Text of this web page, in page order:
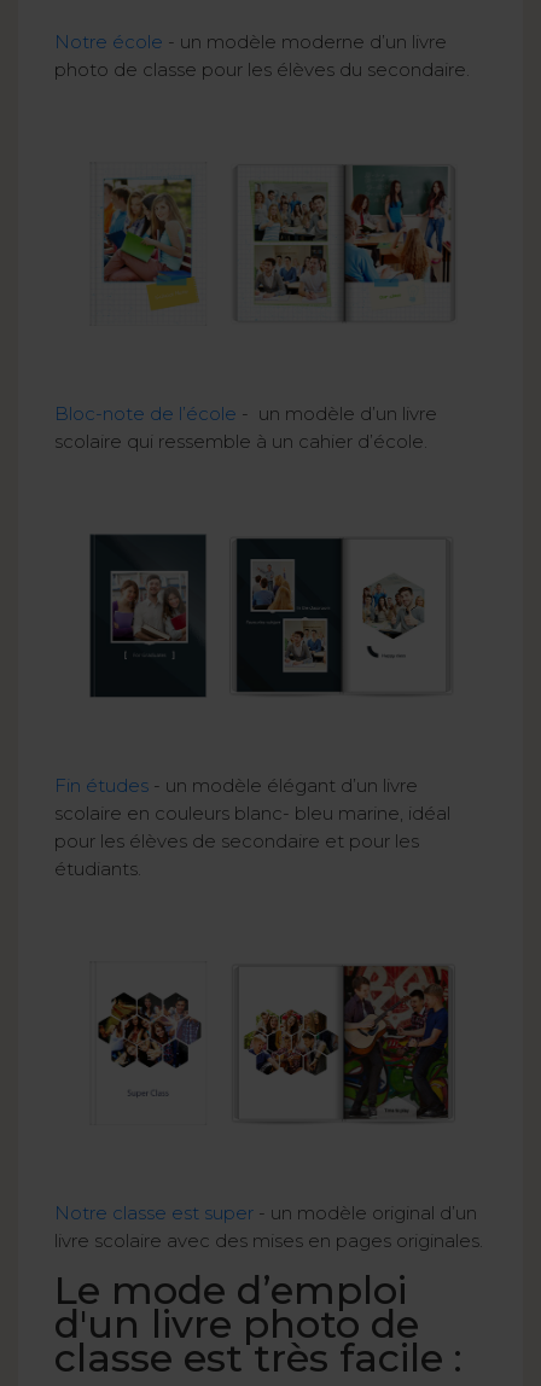
Notre école - un modèle moderne d’un livre
photo de classe pour les élèves du secondaire.
Bloc-note de l’école - un modèle d’un livre
scolaire qui ressemble à un cahier d’école.
Fin études - un modèle élégant d’un livre
scolaire en couleurs blanc- bleu marine, idéal
pour les élèves de secondaire et pour les
étudiants.
Notre classe est super - un modèle original d’un
livre scolaire avec des mises en pages originales.
Le mode d’emploi
d'un livre photo de
classe est très facile :